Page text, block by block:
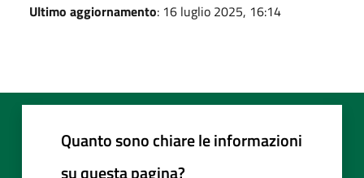
Ultimo aggiornamento: 16 luglio 2025, 16:14
Quanto sono chiare le informazioni
su questa pagina?